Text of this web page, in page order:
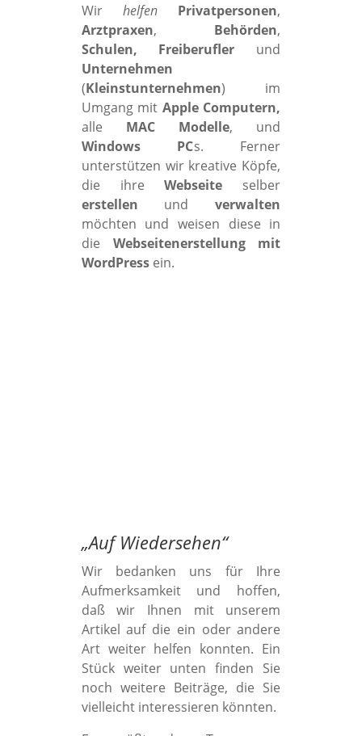
Wir helfen Privatpersonen,
Arztpraxen, Behörden,
Schulen, Freiberufler und
Unternehmen
(Kleinstunternehmen) im
Umgang mit Apple Computern,
alle MAC Modelle, und
Windows PCs. Ferner
unterstützen wir kreative Köpfe,
die ihreWebseite selber
erstellen undverwalten
möchten und weisen diese in
die Webseitenerstellung mit
WordPressein.
„Auf Wiedersehen“
Wir bedanken uns für Ihre
Aufmerksamkeit und hoffen,
daß wir Ihnen mit unserem
Artikel auf die ein oder andere
Art weiter helfen konnten. Ein
Stück weiter unten finden Sie
noch weitere Beiträge, die Sie
vielleicht interessieren könnten.